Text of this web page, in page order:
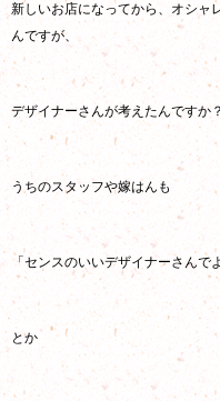
新しいお店になってから、オシャ
んですが、
デザイナーさんが考えたんですか
うちのスタッフや嫁はんも
「センスのいいデザイナーさんで
とか